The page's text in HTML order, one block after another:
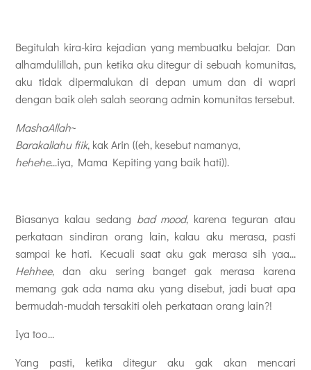
Begitulah kira-kira kejadian yang membuatku belajar. Dan
alhamdulillah, pun ketika aku ditegur di sebuah komunitas,
aku tidak dipermalukan di depan umum dan di wapri
dengan baik oleh salah seorang admin komunitas tersebut.
MashaAllah~
Barakallahu fiik, kak Arin ((eh, kesebut namanya,
hehehe...iya, Mama Kepiting yang baik hati)).
Biasanya kalau sedang bad mood, karena teguran atau
perkataan sindiran orang lain, kalau aku merasa, pasti
sampai ke hati. Kecuali saat aku gak merasa sih yaa...
Hehhee, dan aku sering banget gak merasa karena
memang gak ada nama aku yang disebut, jadi buat apa
bermudah-mudah tersakiti oleh perkataan orang lain?!
Iya too...
Yang pasti, ketika ditegur aku gak akan mencari